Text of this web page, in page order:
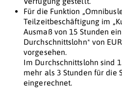
Für die Funktion
Teilzeitbeschäftigung im
Ausmaß von 15 Stunden
Durchschnittslohn* von
vorgesehen.
Im Durchschnittslohn sind
mehr als 3 Stunden für die
eingerechnet.